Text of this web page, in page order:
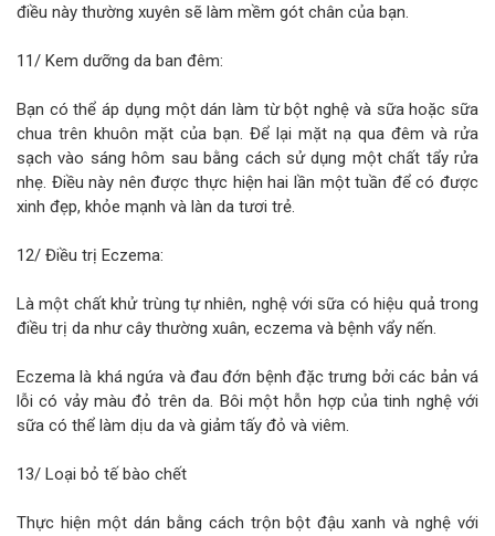
điều này thường xuyên sẽ làm mềm gót chân của bạn.
11/ Kem dưỡng da ban đêm:
Bạn có thể áp dụng một dán làm từ bột nghệ và sữa hoặc sữa
chua trên khuôn mặt của bạn. Để lại mặt nạ qua đêm và rửa
sạch vào sáng hôm sau bằng cách sử dụng một chất tẩy rửa
nhẹ. Điều này nên được thực hiện hai lần một tuần để có được
xinh đẹp, khỏe mạnh và làn da tươi trẻ.
12/ Điều trị Eczema:
Là một chất khử trùng tự nhiên, nghệ với sữa có hiệu quả trong
điều trị da như cây thường xuân, eczema và bệnh vẩy nến.
Eczema là khá ngứa và đau đớn bệnh đặc trưng bởi các bản vá
lỗi có vảy màu đỏ trên da. Bôi một hỗn hợp của tinh nghệ với
sữa có thể làm dịu da và giảm tấy đỏ và viêm.
13/ Loại bỏ tế bào chết
Thực hiện một dán bằng cách trộn bột đậu xanh và nghệ với